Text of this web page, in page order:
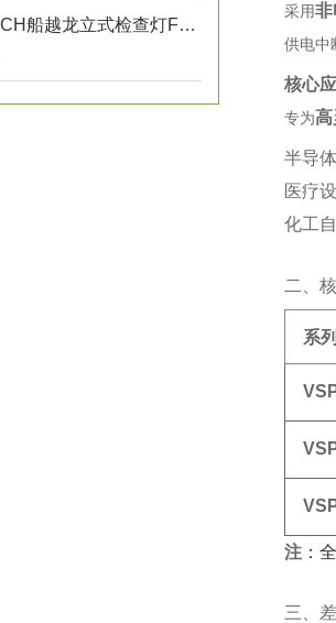
日本FUNATECH船越龙立式检查灯FY-18N原装全新
采用‌
供电中
核心
专为‌高
半导
医疗
化工
二、
系
注 ：
三、